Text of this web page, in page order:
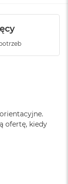
ofertę, kiedy